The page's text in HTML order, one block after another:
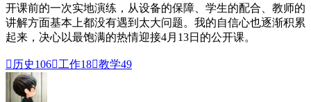
开课前的一次实地演练，从设备的保障、学生的配合、教师的
讲解方面基本上都没有遇到太大问题。我的自信心也逐渐积累
起来，决心以最饱满的热情迎接4月13日的公开课。
 历史106工作18教学49